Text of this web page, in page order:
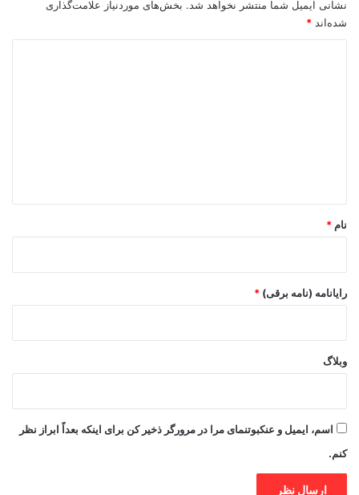
نشانی ایمیل شما منتشر نخواهد شد. بخش‌های موردنیاز علامت‌گذاری
شده‌اند *
نام *
رایانامه (نامه برقی) *
وبلاگ
اسم، ایمیل و عنکبوتنمای مرا در مرورگر ذخیر کن برای اینکه بعداً ابراز نظر
کنم.